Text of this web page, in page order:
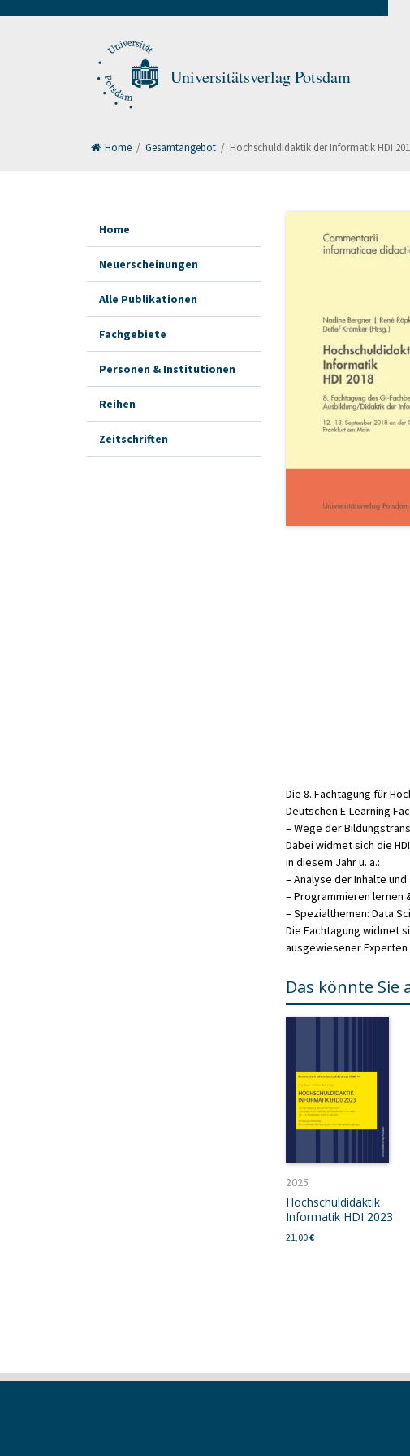
Universitätsverlag Potsdam
Home / Gesamtangebot / Hochschuldidaktik der Informatik HDI
Die 8. Fachtagung für
Deutschen E-Learning
– Wege der
Dabei widmet sich die
in diesem Jahr u. a.:
– Analyse der Inhalte
– Programmieren lernen
– Spezialthemen: Data
Die Fachtagung widmet
ausgewiesener
Das könnte Sie
2025
Hochschuldidaktik
Informatik HDI 2023
21,00€
Home
Neuerscheinungen
Alle Publikationen
Fachgebiete
Personen & Institutionen
Reihen
Zeitschriften